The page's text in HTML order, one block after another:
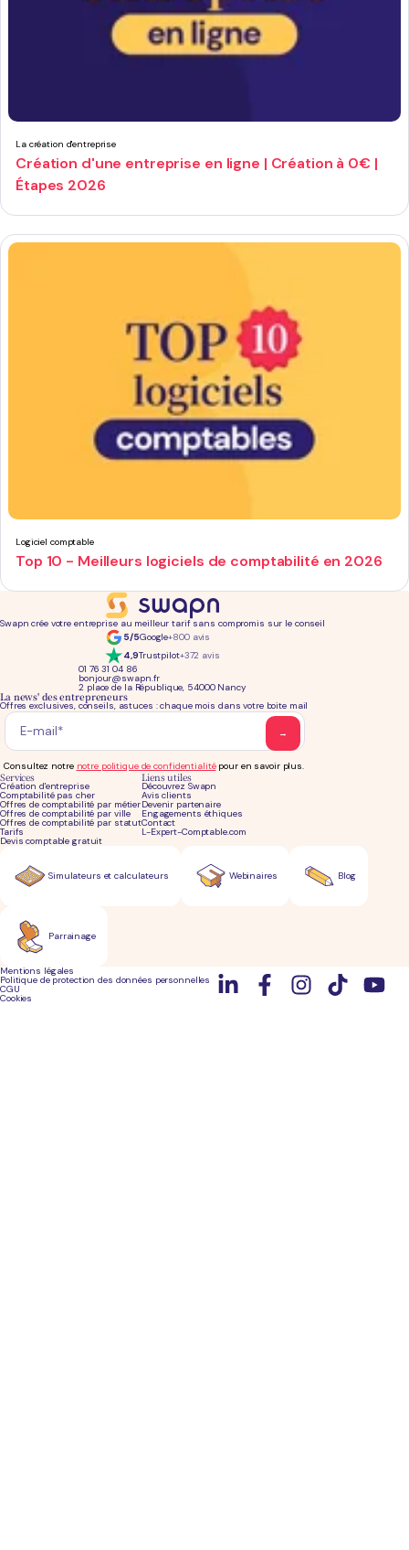
La création d'entreprise
Création d'une entreprise en ligne | Création à 0€ |
Étapes 2026
Logiciel comptable
Top 10 - Meilleurs logiciels de comptabilité en 2026
Swapn crée votre entreprise au meilleur tarif sans compromis sur le conseil
5/5Google+800 avis
4,9Trustpilot+372 avis
01 76 31 04 86
bonjour@swapn.fr
2 place de la République, 54000 Nancy
Services
Création d'entreprise
Comptabilité pas cher
Offres de comptabilité par métier
Offres de comptabilité par ville
Offres de comptabilité par statut
Tarifs
Devis comptable gratuit
Liens utiles
Découvrez Swapn
Avis clients
Devenir partenaire
Engagements éthiques
Contact
L-Expert-Comptable.com
La news' des entrepreneurs
Offres exclusives, conseils, astuces : chaque mois dans votre boite mail
Consultez notre notre politique de confidentialitépour en savoir plus.
Simulateurs et calculateurs Blog
Parrainage
Webinaires
Mentions légales
Politique de protection des données personnelles
CGU
Cookies